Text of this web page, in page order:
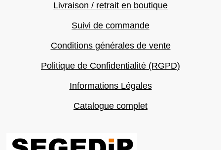
Livraison / retrait en boutique
Suivi de commande
Conditions générales de vente
Politique de Confidentialité (RGPD)
Informations Légales
Catalogue complet